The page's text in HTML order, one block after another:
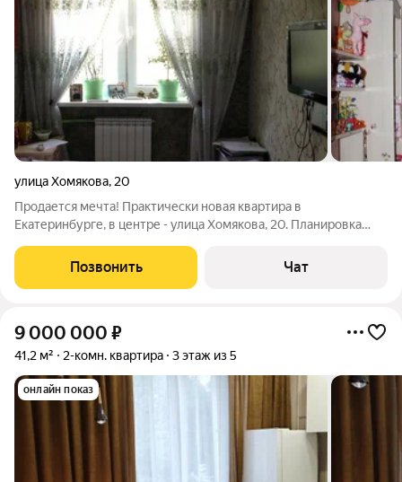
улица Хомякова, 20
Продается мечта! Практически новая квартира в
Екатеринбурге, в центре - улица Хомякова, 20. Планировка
Капитальнейший ремонт сделан в 2020 году. Новое
абсолютно всё, делали для себя. В квартире
Позвонить Чат
9 000 000 ₽
41,2 м² 2-комн. квартира 3 этаж из 5
онлайн показ